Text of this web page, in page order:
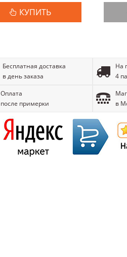
КУПИТЬ
Бесплатная доставка
в день заказа
На
4
Оплата
после примерки
в